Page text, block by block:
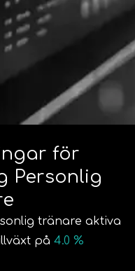
för
Personlig
tränare aktiva
på 4.0 %